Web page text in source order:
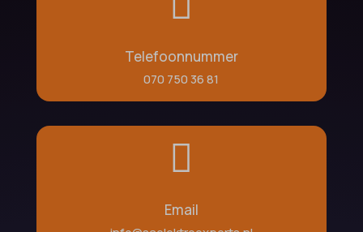
Telefoonnummer
070 750 36 81

Email